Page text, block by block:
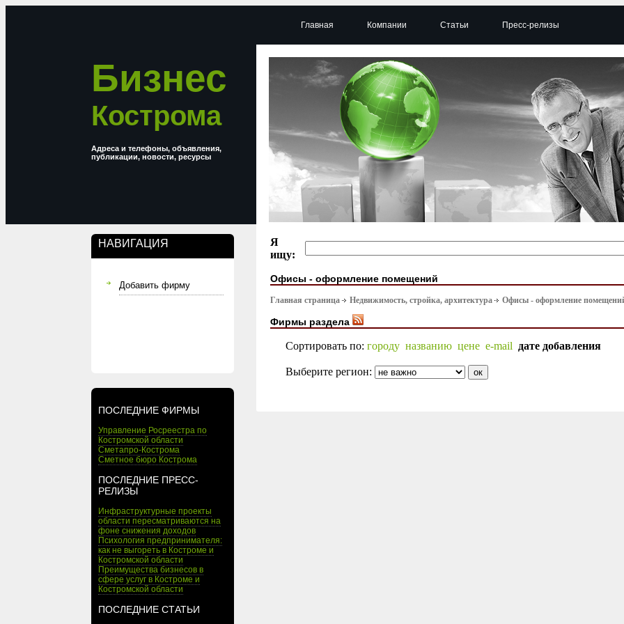
Бизнес
Кострома
Адреса и телефоны, объявления,
публикации, новости, ресурсы
НАВИГАЦИЯ
Добавить фирму
ПОСЛЕДНИЕ ФИРМЫ
Управление Росреестра по
Костромской области
Сметапро-Кострома
Сметное бюро Кострома
ПОСЛЕДНИЕ ПРЕСС-
РЕЛИЗЫ
Инфраструктурные проекты
области пересматриваются на
фоне снижения доходов
Психология предпринимателя:
как не выгореть в Костроме и
Костромской области
Преимущества бизнесов в
сфере услуг в Костроме и
Костромской области
ПОСЛЕДНИЕ СТАТЬИ
Главная Компании Статьи Пресс-релизы
Я
ищу:
Офисы - оформление помещений
Главная страница Недвижимость, стройка, архитектура Офисы - оформление
Фирмы раздела
Сортировать по: городу названию цене e-mail дате добавления
Выберите регион: